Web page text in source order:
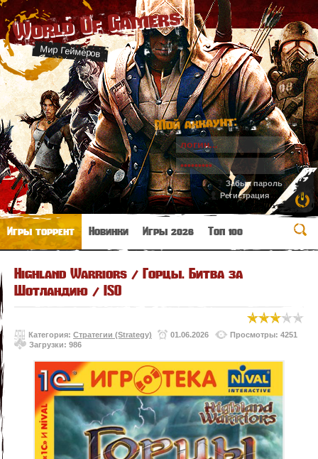
World Of Gamers
Мир Геймеров
Мой аккаунт:
Забыл пароль
Регистрация
Игры торрент Новинки Игры 2026 Топ 100
Highland Warriors / Горцы. Битва за
Шотландию / ISO
Категория: Стратегии (Strategy) 01.06.2026
Просмотры: 4251
Загрузки: 986